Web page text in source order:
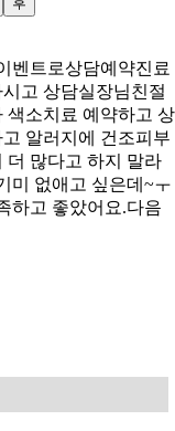
벤트로상담예약진료
고 상담실장님친절
소치료 예약하고 상
알러지에 건조피부
더 많다고 하지 말라
없애고 싶은데~ㅜ